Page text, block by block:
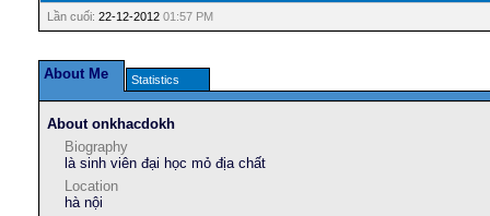
Lần cuối: 22-12-2012 01:57 PM
About Me Statistics
About onkhacdokh
Biography
là sinh viên đại học mỏ địa chất
Location
hà nội